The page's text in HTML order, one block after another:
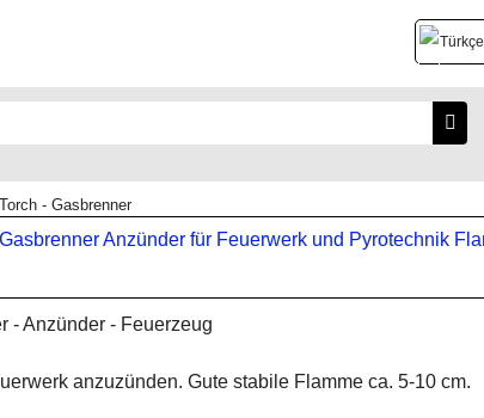
Türkçe
- Gasbrenner
- Anzünder - Feuerzeug
anzuzünden. Gute stabile Flamme ca. 5-10 cm.